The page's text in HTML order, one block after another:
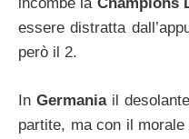
incombe la Champions
essere distratta
però il 2.
InGermania il desolante
partite, ma con il